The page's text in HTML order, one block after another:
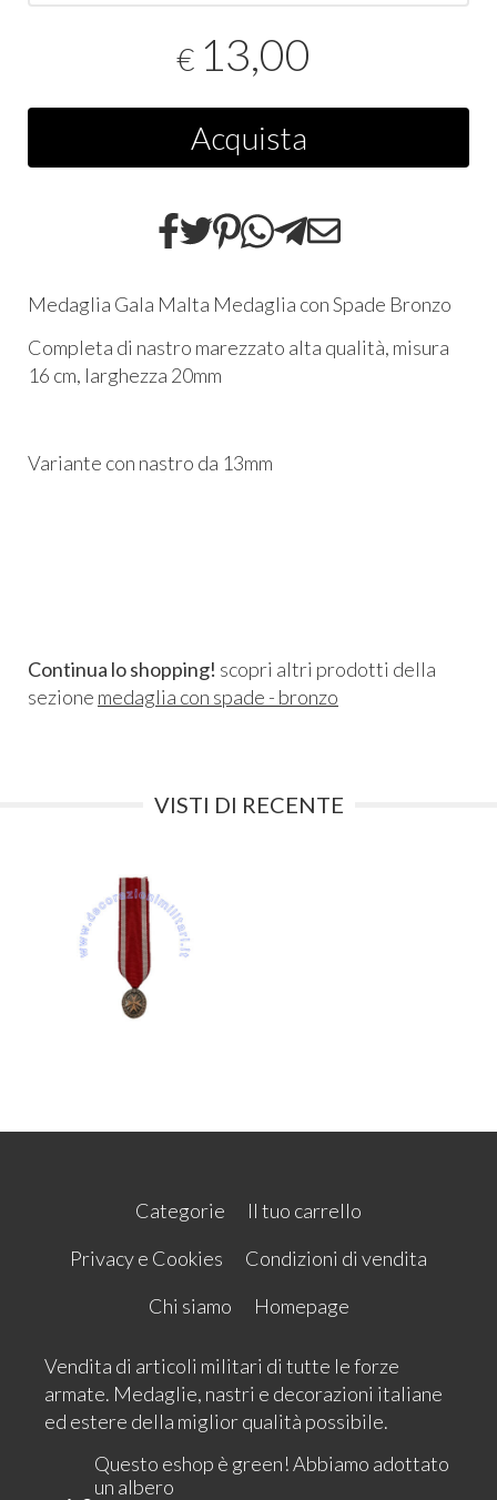
€ 13,00
Acquista
Medaglia Gala Malta Medaglia con Spade Bronzo
Completa di nastro marezzato alta qualità, misura
16 cm, larghezza 20mm
Variante con nastro da 13mm
Continua lo shopping! scopri altri prodotti della
sezione medaglia con spade - bronzo
VISTI DI RECENTE
Categorie
Il tuo carrello
Privacy e Cookies
Condizioni di vendita
Chi siamo
Homepage
Vendita di articoli militari di tutte le forze
armate. Medaglie, nastri e decorazioni italiane
ed estere della miglior qualità possibile.
Questo eshop è green! Abbiamo adottato
un albero